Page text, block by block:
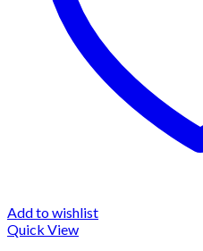
Add to wishlist
Quick View